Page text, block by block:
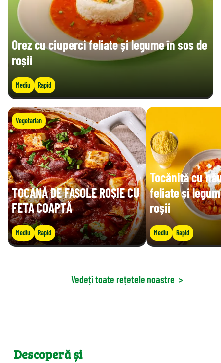
Orez cu ciuperci feliate și legume în sos de
roșii
Mediu Rapid
Vegetarian
TOCANĂ DE FASOLE ROȘIE CU
FETA COAPTĂ
Mediu Rapid
Tocăniță cu
feliate și
roșii
Mediu Rapid
Vedeți toate rețetele noastre >
Descoperă și